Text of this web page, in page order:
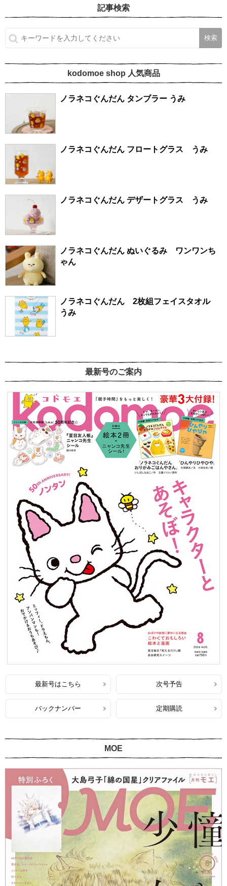
記事検索
kodomoe shop 人気商品
ノラネコぐんだん タンブラー うみ
ノラネコぐんだん フロートグラス うみ
ノラネコぐんだん デザートグラス うみ
ノラネコぐんだん ぬいぐるみ ワンワンち
ゃん
ノラネコぐんだん 2枚組フェイスタオル
うみ
最新号のご案内
最新号はこちら 次号予告
バックナンバー 定期購読
MOE